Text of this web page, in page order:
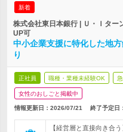
新着
株式会社東日本銀行 | Ｕ・Ｉタ
UP可
中小企業支援に特化した地
り
正社員 職種・業種未経験OK
女性のおしごと掲載中
情報更新日：2026/07/21 終了予定日：
【経営層と直接向き合